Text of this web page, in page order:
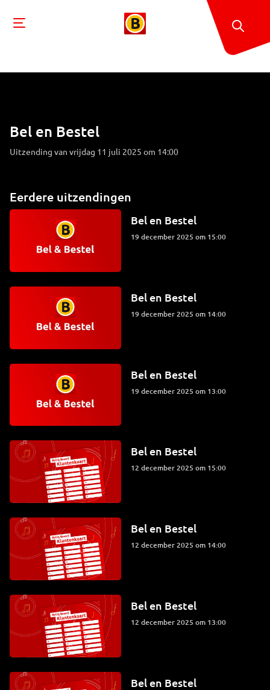
Bel en Bestel
Uitzending van vrijdag 11 juli 2025 om 14:00
Eerdere uitzendingen
Bel en Bestel
19 december 2025 om 15:00
Bel en Bestel
19 december 2025 om 14:00
Bel en Bestel
19 december 2025 om 13:00
Bel en Bestel
12 december 2025 om 15:00
Bel en Bestel
12 december 2025 om 14:00
Bel en Bestel
12 december 2025 om 13:00
Bel en Bestel